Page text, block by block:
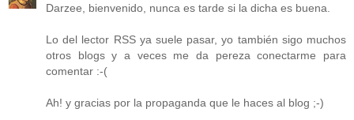
Darzee, bienvenido, nunca es tarde si la dicha es buena.
Lo del lector RSS ya suele pasar, yo también sigo muchos
otros blogs y a veces me da pereza conectarme para
comentar :-(
Ah! y gracias por la propaganda que le haces al blog ;-)